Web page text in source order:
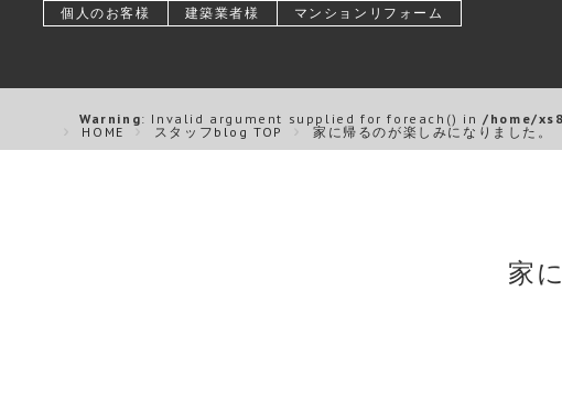
個人のお客様 建築業者様 マンションリフォーム
Warning: Invalid argument supplied for foreach() in/home/
HOME
スタッフblog TOP 家に帰るのが楽しみになりました。
家